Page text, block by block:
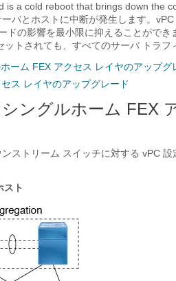
is a cold reboot that brings down the
バとホストに中断が発生します。
ドの影響を最小限に抑えることがで
ットされても、すべてのサーバ トラ
ーム FEX アクセス レイヤのアップグ
ス レイヤのアップグレード
ングルホーム FEX
ストリーム スイッチに対する vPC
スト